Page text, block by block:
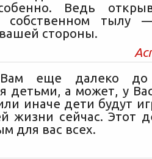
Ведь
собственном тылу
стороны.
Вам еще далеко до
детьми, а может, у
иначе дети будут
жизни сейчас. Этот
для вас всех.